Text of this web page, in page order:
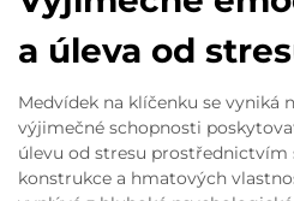
a úleva od
Medvídek na klíčenku se vyniká
výjimečné schopnosti
úlevu od stresu prostřednictvím
konstrukce a hmatových